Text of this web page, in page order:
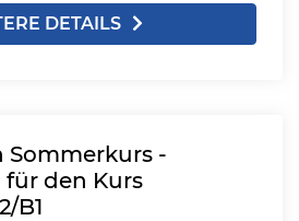
DETAILS
Sommerkurs -
den Kurs
B1